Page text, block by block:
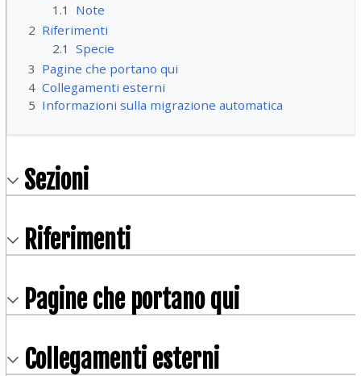
1.1
Note
2 Riferimenti
2.1
Specie
3 Pagine che portano qui
4 Collegamenti esterni
5 Informazioni sulla migrazione automatica
Sezioni
Riferimenti
Pagine che portano qui
Collegamenti esterni